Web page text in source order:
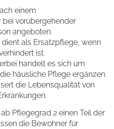
einem
bei vorübergehender
angeboten.
dient als Ersatzpflege, wenn
ist.
handelt es sich um
häusliche Pflege ergänzen.
die Lebensqualität von
Pflegegrad 2 einen Teil der
die Bewohner für